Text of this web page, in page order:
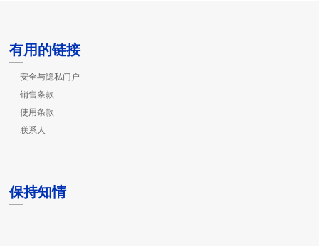
有用的链接
安全与隐私门户
销售条款
使用条款
联系人
保持知情